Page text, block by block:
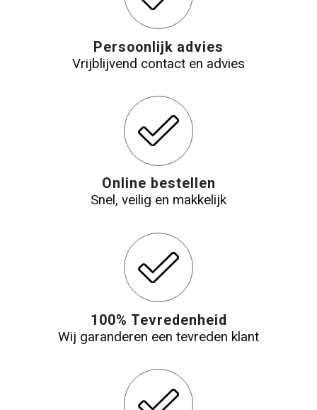
Persoonlijk advies
Vrijblijvend contact en advies
Online bestellen
Snel, veilig en makkelijk
100% Tevredenheid
Wij garanderen een tevreden klant